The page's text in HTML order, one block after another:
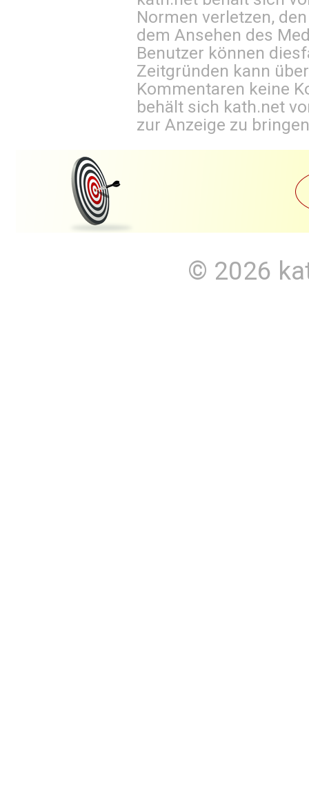
Normen verletzen,
dem Ansehen des
Benutzer können
Zeitgründen kann
Kommentaren keine
behält sich kath.net
zur Anzeige zu
© 2026